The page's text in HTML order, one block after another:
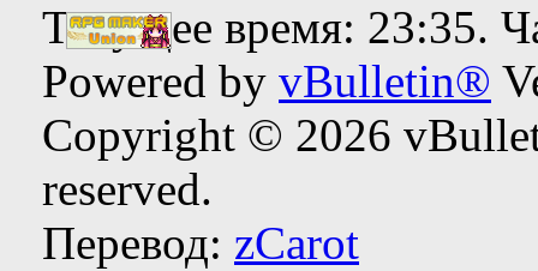
Текущее время: 23:35.
Powered by vBulletin®
Copyright © 2026
reserved.
Перевод: zCarot